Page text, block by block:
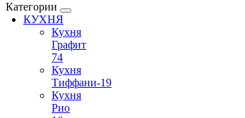
Категории
КУХНЯ
Кухня
Графит
74
Кухня
Тиффани-19
Кухня
Рио